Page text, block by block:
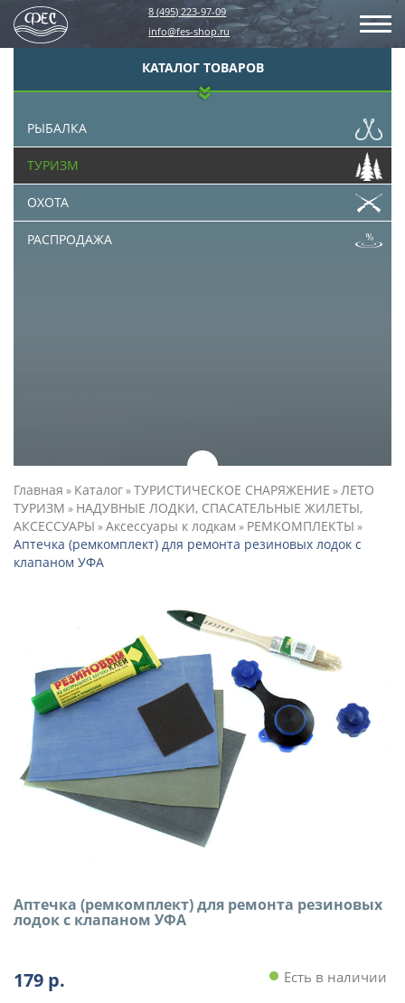
8 (495) 223-97-09
info@fes-shop.ru
КАТАЛОГ ТОВАРОВ
РЫБАЛКА
ТУРИЗМ
ОХОТА
РАСПРОДАЖА
Главная » Каталог»ТУРИСТИЧЕСКОЕ СНАРЯЖЕНИЕ »ЛЕТО
ТУРИЗМ » НАДУВНЫЕ ЛОДКИ, СПАСАТЕЛЬНЫЕ ЖИЛЕТЫ,
АКСЕССУАРЫ »Аксессуары к лодкам » РЕМКОМПЛЕКТЫ »
Аптечка (ремкомплект) для ремонта резиновых лодок с
клапаном УФА
Аптечка (ремкомплект) для ремонта резиновых
лодок с клапаном УФА
179 р. Есть в наличии